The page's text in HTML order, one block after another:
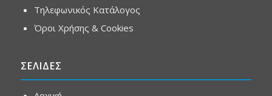
Τηλεφωνικός Κατάλογος
Όροι Χρήσης & Cookies
ΣΕΛΙΔΕΣ